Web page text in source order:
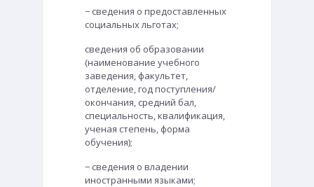
− сведения о предоставленных
социальных льготах;
сведения об образовании
(наименование учебного
заведения, факультет,
отделение, год поступления/
окончания, средний бал,
специальность, квалификация,
ученая степень, форма
обучения);
− сведения о владении
иностранными языками;